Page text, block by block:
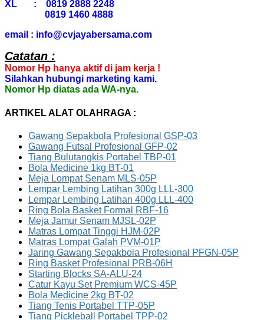
XL : 0819 2888 2248
0819 1460 4888
email : info@cvjayabersama.com
Catatan :
Nomor Hp hanya aktif di jam kerja !
Silahkan hubungi marketing kami.
Nomor Hp diatas ada WA-nya.
ARTIKEL ALAT OLAHRAGA :
Gawang Sepakbola Profesional GSP-03
Gawang Futsal Profesional GFP-02
Tiang Bulutangkis Portabel TBP-01
Bola Medicine 1kg BT-01
Meja Lompat Senam MLS-05P
Lempar Lembing Latihan 300g LLL-300
Lempar Lembing Latihan 400g LLL-400
Ring Bola Basket Formal RBF-16
Meja Jamur Senam MJSL-02P
Matras Lompat Tinggi HJM-02P
Matras Lompat Galah PVM-01P
Jaring Gawang Sepakbola Profesional PFGN-05P
Ring Basket Profesional PRB-06H
Starting Blocks SA-ALU-24
Catur Kayu Set Premium WCS-45P
Bola Medicine 2kg BT-02
Tiang Tenis Portabel TTP-05P
Tiang Pickleball Portabel TPP-02